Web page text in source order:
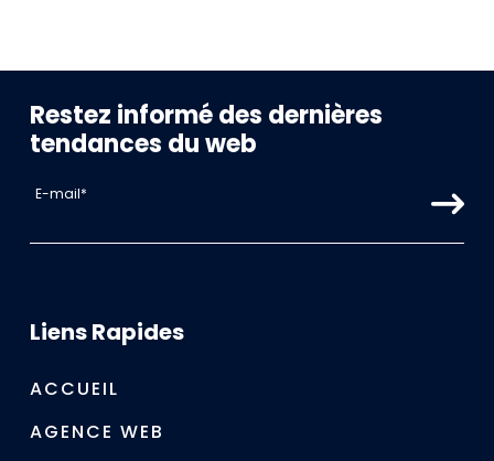
Restez informé des dernières
tendances du web
Liens Rapides
ACCUEIL
AGENCE WEB